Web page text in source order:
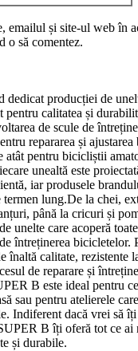
emailul și site-ul web în
o să comentez.
dedicat producției de
calitatea și
de scule de
repararea și
atât pentru bicicliștii
unealtă este
iar produsele
lung.De la chei,
până la cricuri și
unelte care acoperă
întreținerea bicicletelor.
înaltă calitate, rezistente
de reparare și
B este ideal pentru
sau pentru atelierele
Indiferent dacă vrei să
B îți oferă tot ce ai
și durabile.